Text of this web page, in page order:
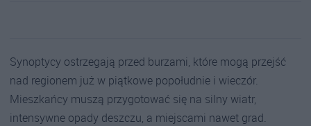
Synoptycy ostrzegają przed burzami, które mogą przejść
nad regionem już w piątkowe popołudnie i wieczór.
Mieszkańcy muszą przygotować się na silny wiatr,
intensywne opady deszczu, a miejscami nawet grad.